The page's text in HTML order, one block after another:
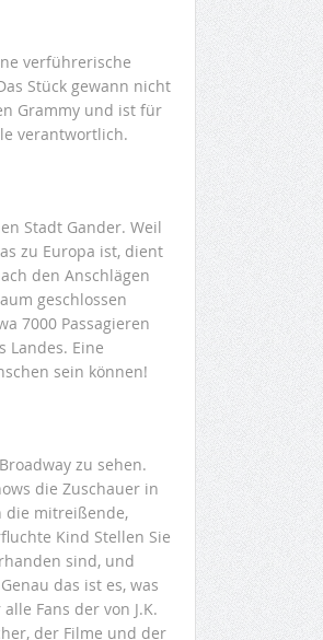
verführerische
Stück gewann nicht
Grammy und ist für
verantwortlich.
Stadt Gander. Weil
zu Europa ist, dient
den Anschlägen
geschlossen
7000 Passagieren
Landes. Eine
sein können!
zu sehen.
die Zuschauer in
die mitreißende,
Kind Stellen Sie
sind, und
das ist es, was
Fans der von J.K.
der Filme und der